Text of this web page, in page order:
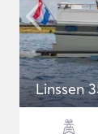
Linssen